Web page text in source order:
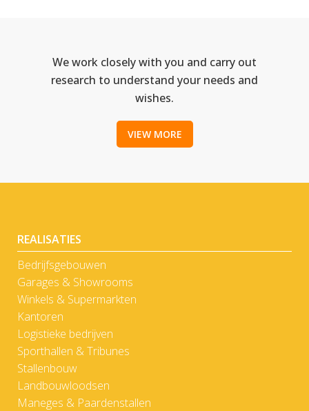
We work closely with you and carry out
research to understand your needs and
wishes.
VIEW MORE
REALISATIES
Bedrijfsgebouwen
Garages & Showrooms
Winkels & Supermarkten
Kantoren
Logistieke bedrijven
Sporthallen & Tribunes
Stallenbouw
Landbouwloodsen
Maneges & Paardenstallen